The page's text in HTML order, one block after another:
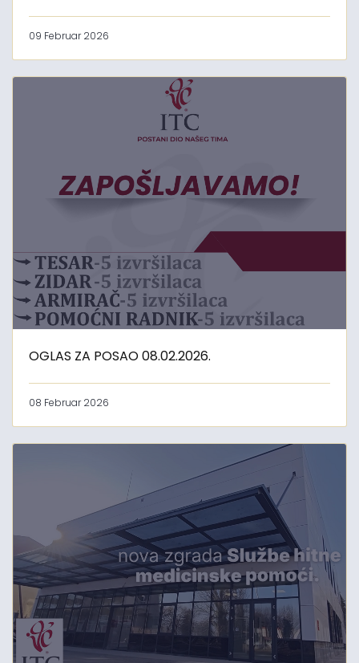
09 Februar 2026
OGLAS ZA POSAO 08.02.2026.
08 Februar 2026